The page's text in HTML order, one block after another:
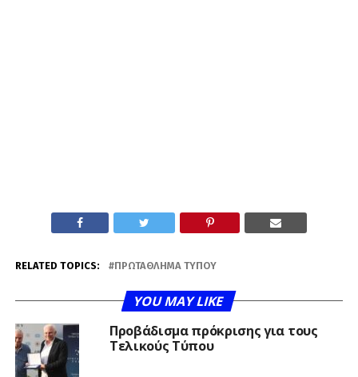
RELATED TOPICS: ΠΡΩΤΆΘΛΗΜΑ ΤΎΠΟΥ
YOU MAY LIKE
Προβάδισμα πρόκρισης για τους
Τελικούς Τύπου